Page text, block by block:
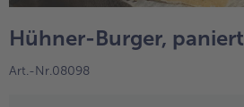
alle Obst
Hühner-Burger, paniert
Art.-Nr.08098